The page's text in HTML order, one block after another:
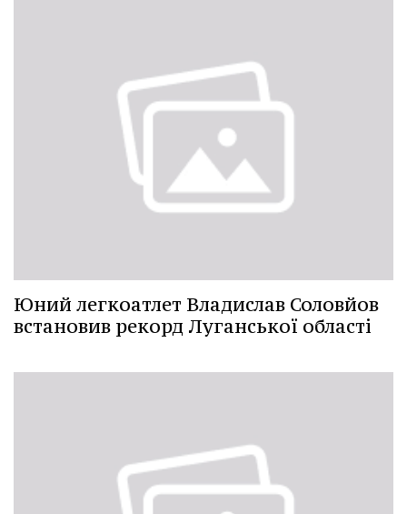
Юний легкоатлет Владислав Соловйов
встановив рекорд Луганської області